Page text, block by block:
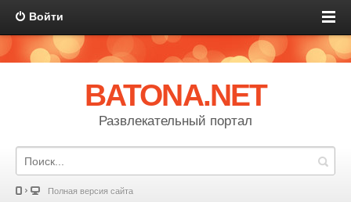
Войти
BATONA.NET
Развлекательный портал
Полная версия сайта